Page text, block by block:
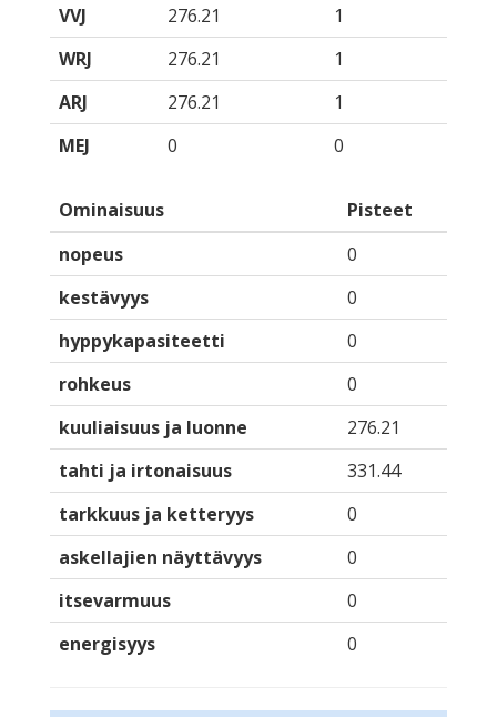
VVJ
276.21
1
WRJ
276.21
1
ARJ
276.21
1
MEJ
0 0
Ominaisuus
Pisteet
nopeus
0
kestävyys
0
hyppykapasiteetti
0
rohkeus
0
kuuliaisuus ja luonne
276.21
tahti ja irtonaisuus
331.44
tarkkuus ja ketteryys
0
askellajien näyttävyys
0
itsevarmuus
0
energisyys
0